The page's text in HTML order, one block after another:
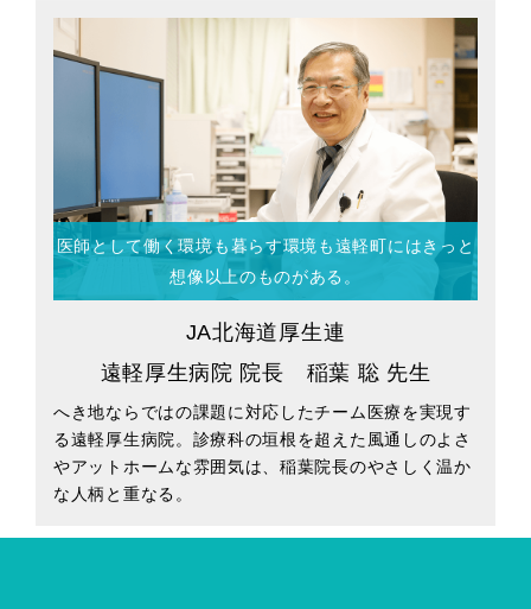
医師として働く環境も暮らす環境も遠軽町にはきっと
想像以上のものがある。
JA北海道厚生連
遠軽厚生病院 院長 稲葉 聡 先生
へき地ならではの課題に対応したチーム医療を実現す
る遠軽厚生病院。診療科の垣根を超えた風通しのよさ
やアットホームな雰囲気は、稲葉院長のやさしく温か
な人柄と重なる。